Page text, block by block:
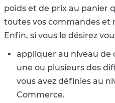
poids et de prix au panier
toutes vos commandes et
Enfin, si vous le désirez
appliquer au niveau de
une ou plusieurs des
vous avez définies au
Commerce.